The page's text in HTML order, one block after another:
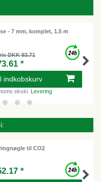
- 7 mm, komplet, 1.5 m
DKK 93.71
*
indkobskurv
ekskl. Levering
til CO2
*